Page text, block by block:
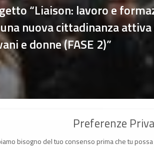
“Liaison: lavoro e
nuova cittadinanza
e donne (FASE 2)”
Preferenze
bisogno del tuo consenso prima che tu